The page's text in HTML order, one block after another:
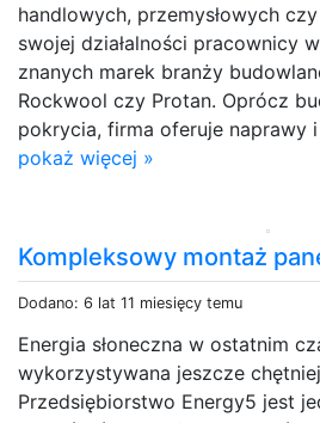
handlowych, przemysłowych
swojej działalności pracownicy
znanych marek branży
Rockwool czy Protan. Oprócz
pokrycia, firma oferuje naprawy
pokaż więcej »
Kompleksowy montaż
Dodano: 6 lat 11 miesięcy temu
Energia słoneczna w ostatnim
wykorzystywana jeszcze
Przedsiębiorstwo Energy5 jest